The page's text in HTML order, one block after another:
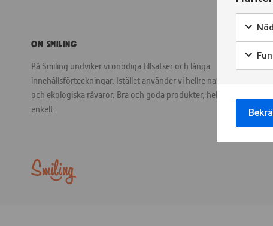
Om Smiling
På Smiling undviker vi onödiga tillsatser och långa
innehållsförteckningar. Istället använder vi hellre naturliga
och ekologiska råvaror. Bra och goda produkter, helt
enkelt.